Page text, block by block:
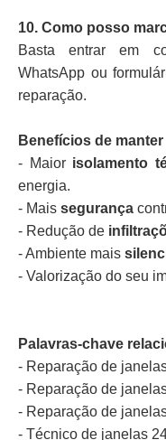
10. Como posso
Basta entrar em
WhatsApp ou
reparação.
Benefícios de
- Maior isolamento
energia.
- Mais segurança
- Redução de
- Ambiente mais
- Valorização do seu
Palavras-chave
- Reparação de
- Reparação de
- Reparação de
- Técnico de janelas